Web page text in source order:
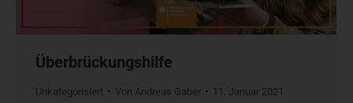
Überbrückungshilfe
Unkategorisiert Von Andreas Gaber 11. Januar 2021